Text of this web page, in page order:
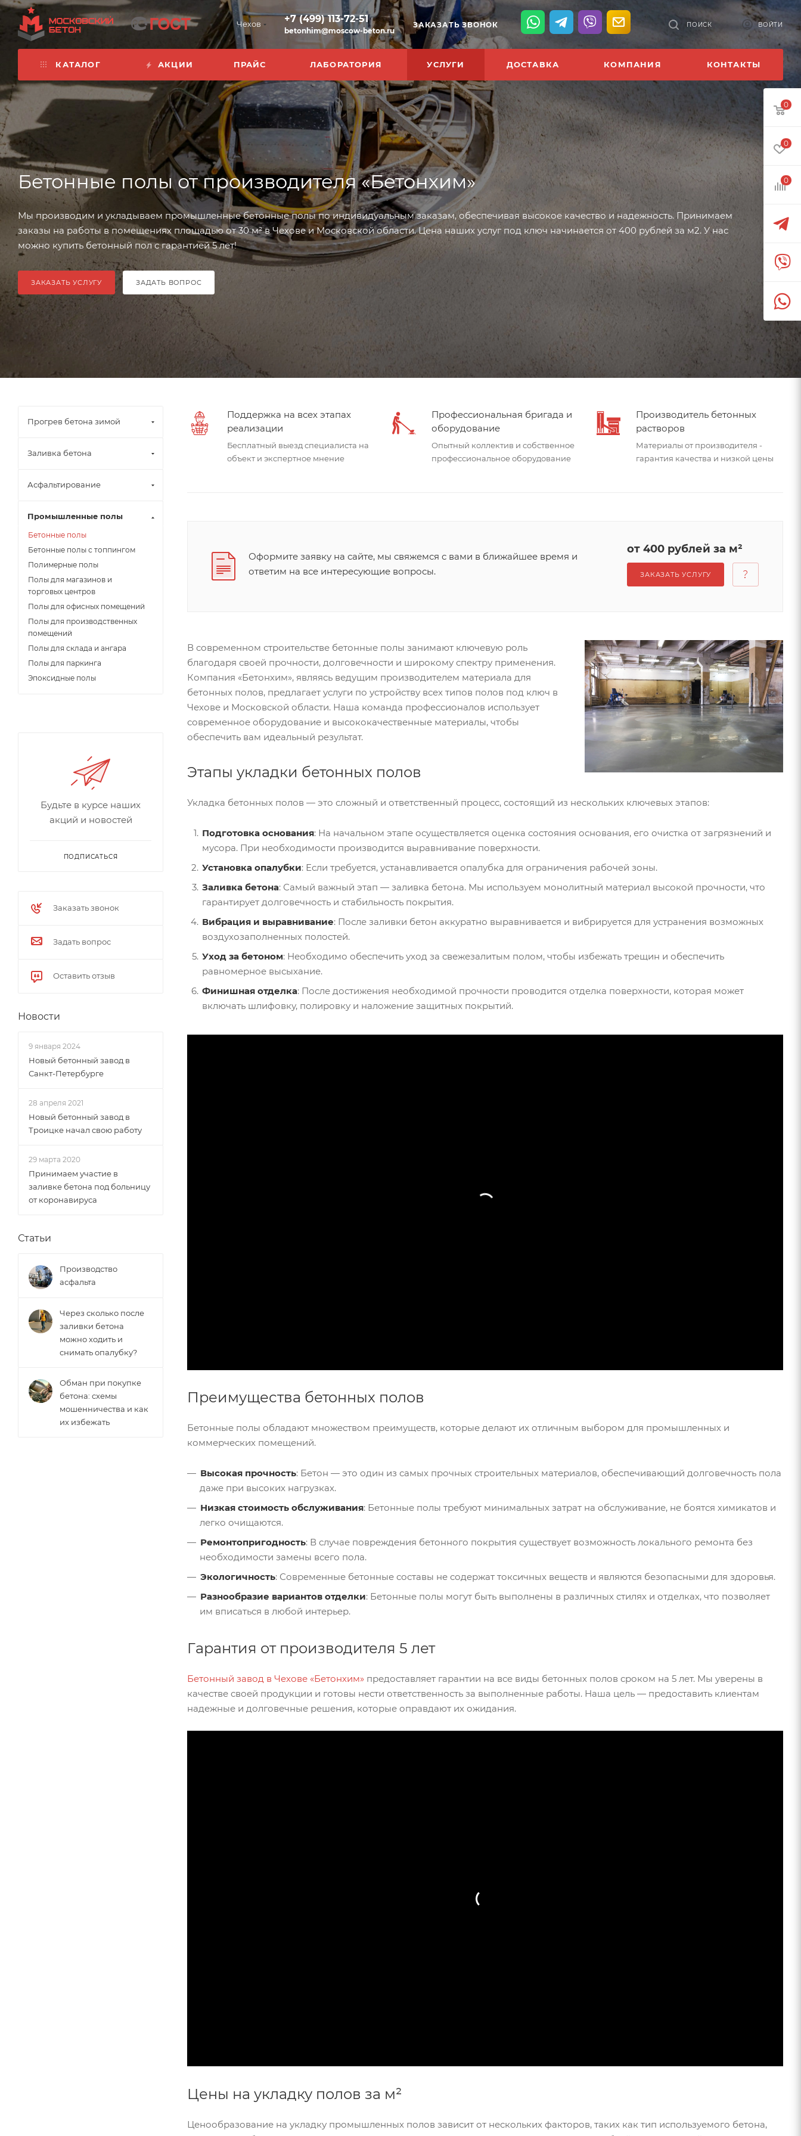
Чехов +7 (499) 113-72-51
betonhim@moscow-beton.ru
ЗАКАЗАТЬ ЗВОНОК ВОЙТИ
ПОИСК
КАТАЛОГ АКЦИИ ПРАЙС ЛАБОРАТОРИЯ УСЛУГИ ДОСТАВКА КОМПАНИЯ КОНТАКТЫ
Бетонные полы от производителя «Бетонхим»
Мы производим и укладываем промышленные бетонные полы по индивидуальным заказам, обеспечивая высокое качество и надежность. Принимаем
заказы на работы в помещениях площадью от 30 м² в Чехове и Московской области. Цена наших услуг под ключ начинается от 400 рублей за м2. У нас
можно купить бетонный пол с гарантией 5 лет!
ЗАКАЗАТЬ УСЛУГУ ЗАДАТЬ ВОПРОС
Поддержка на всех этапах
реализации
Бесплатный выезд специалиста на
объект и экспертное мнение
Профессиональная бригада и
оборудование
Опытный коллектив и собственное
профессиональное оборудование
Производитель бетонных
растворов
Материалы от производителя -
гарантия качества и низкой цены
Оформите заявку на сайте, мы свяжемся с вами в ближайшее время и
ответим на все интересующие вопросы.
от 400 рублей за м²
ЗАКАЗАТЬ УСЛУГУ
В современном строительстве бетонные полы занимают ключевую роль
благодаря своей прочности, долговечности и широкому спектру применения.
Компания «Бетонхим», являясь ведущим производителем материала для
бетонных полов, предлагает услуги по устройству всех типов полов под ключ в
Чехове и Московской области. Наша команда профессионалов использует
современное оборудование и высококачественные материалы, чтобы
обеспечить вам идеальный результат.
Этапы укладки бетонных полов
Укладка бетонных полов — это сложный и ответственный процесс, состоящий из нескольких ключевых этапов:
Подготовка основания: На начальном этапе осуществляется оценка состояния основания, его очистка от загрязнений и
мусора. При необходимости производится выравнивание поверхности.
Установка опалубки: Если требуется, устанавливается опалубка для ограничения рабочей зоны.
Заливка бетона: Самый важный этап — заливка бетона. Мы используем монолитный материал высокой прочности, что
гарантирует долговечность и стабильность покрытия.
Вибрация и выравнивание: После заливки бетон аккуратно выравнивается и вибрируется для устранения возможных
воздухозаполненных полостей.
Уход за бетоном: Необходимо обеспечить уход за свежезалитым полом, чтобы избежать трещин и обеспечить
равномерное высыхание.
Финишная отделка: После достижения необходимой прочности проводится отделка поверхности, которая может
включать шлифовку, полировку и наложение защитных покрытий.
Преимущества бетонных полов
Бетонные полы обладают множеством преимуществ, которые делают их отличным выбором для промышленных и
коммерческих помещений.
Высокая прочность: Бетон — это один из самых прочных строительных материалов, обеспечивающий долговечность пола
даже при высоких нагрузках.
Низкая стоимость обслуживания: Бетонные полы требуют минимальных затрат на обслуживание, не боятся химикатов и
легко очищаются.
Ремонтопригодность: В случае повреждения бетонного покрытия существует возможность локального ремонта без
необходимости замены всего пола.
Экологичность: Современные бетонные составы не содержат токсичных веществ и являются безопасными для здоровья.
Разнообразие вариантов отделки: Бетонные полы могут быть выполнены в различных стилях и отделках, что позволяет
им вписаться в любой интерьер.
Гарантия от производителя 5 лет
Бетонный завод в Чехове «Бетонхим» предоставляет гарантии на все виды бетонных полов сроком на 5 лет. Мы уверены в
качестве своей продукции и готовы нести ответственность за выполненные работы. Наша цель — предоставить клиентам
надежные и долговечные решения, которые оправдают их ожидания.
Цены на укладку полов за м²
Ценообразование на укладку промышленных полов зависит от нескольких факторов, таких как тип используемого бетона,
Прогрев бетона зимой
Заливка бетона
Асфальтирование
Промышленные полы
Бетонные полы
Бетонные полы с топпингом
Полимерные полы
Полы для магазинов и
торговых центров
Полы для офисных помещений
Полы для производственных
помещений
Полы для склада и ангара
Полы для паркинга
Эпоксидные полы
Будьте в курсе наших
акций и новостей
ПОДПИСАТЬСЯ
Заказать звонок
Задать вопрос
Оставить отзыв
Новости
9 января 2024
Новый бетонный завод в
Санкт-Петербурге
28 апреля 2021
Новый бетонный завод в
Троицке начал свою работу
29 марта 2020
Принимаем участие в
заливке бетона под больницу
от коронавируса
Статьи
Производство
асфальта
Через сколько после
заливки бетона
можно ходить и
снимать опалубку?
Обман при покупке
бетона: схемы
мошенничества и как
их избежать
0
0
0